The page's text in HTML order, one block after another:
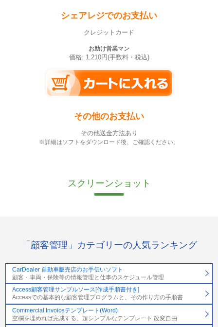
シェアレジでのお支払い
クレジットカード
お助け営業マン
価格: 1,210円(手数料・税込)
その他のお支払い
その他送金方法あり
※詳細はソフトをダウンロード後、ご確認ください。
スクリーンショット
「顧客管理」カテゴリーの人気ランキング
CarDealer 自動車販売店のお手伝いソフト
顧客・車両・保険等の情報管理と仕事のスケジュール管理
Access顧客管理サンプルソース[作成手順書付き]
Accessでの基本的な顧客管理プログラムと、その作り方の手順書
Commercial Invoiceテンプレート(Word)
空欄を埋めれば完成する、超シンプルなテンプレート 改変自由